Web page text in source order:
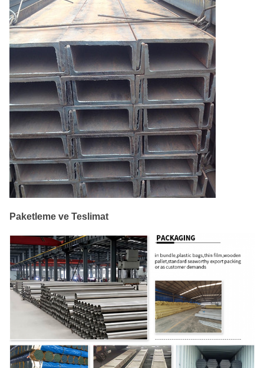
Paketleme ve Teslimat